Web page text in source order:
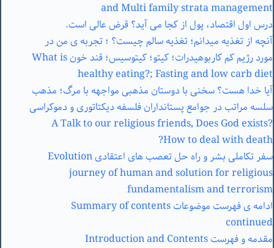
and Multi family strata management
درس اول اقتصاد، پول از کجا می آید؟ قرض عالی است.
آنچه از تغذیه میدانم؛ تغذیه سالم چیست؟ ؛ تجربه ی من در
مورد رژیم کم کاربوهیدرات؛ کیتو؛ کیتوسیس؛ قند خون What is
healthy eating?; Fasting and low carb diet
آیا خدا هست؟ سخنی با دوستان مذهبی مواجهه با مرگ؛ مذهب
سلسه مراتب در جوامع پستانداران فلسفه دیکتاتوری و دموکراسی
A Talk to our religious friends, Does God exists?
How to deal with death?
سفر تکاملی بشر و راه حل تعصب های اعتقادی Evolution
journey of human and solution for religious
fundamentalism and terrorism
ادامه ی فهرست موضوعات Summary of contents
continued
مقدمه و فهرست Introduction and Contents